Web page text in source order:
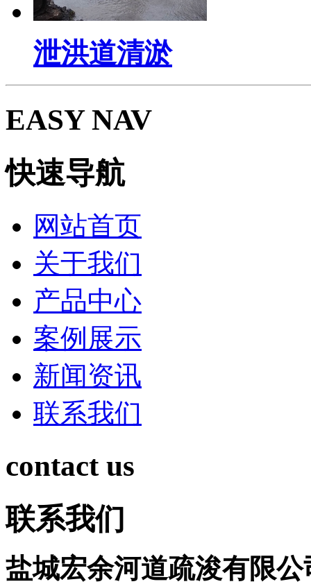
泄洪道清淤
EASY NAV
快速导航
网站首页
关于我们
产品中心
案例展示
新闻资讯
联系我们
contact us
联系我们
盐城宏余河道疏浚有限公